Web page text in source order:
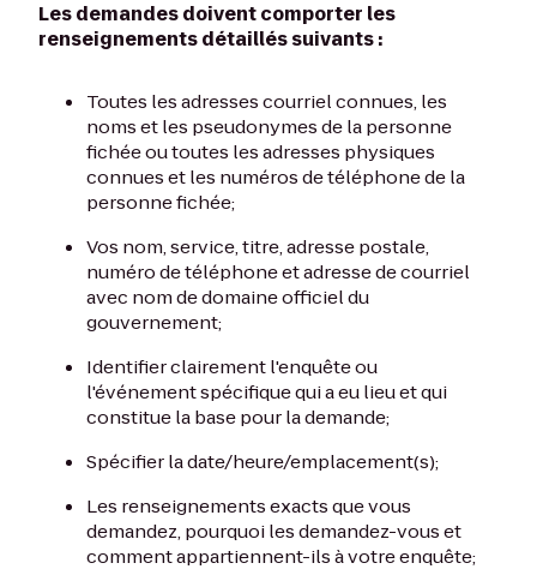
Les demandes doivent comporter les
renseignements détaillés suivants :
Toutes les adresses courriel connues, les
noms et les pseudonymes de la personne
fichée ou toutes les adresses physiques
connues et les numéros de téléphone de la
personne fichée;
Vos nom, service, titre, adresse postale,
numéro de téléphone et adresse de courriel
avec nom de domaine officiel du
gouvernement;
Identifier clairement l'enquête ou
l'événement spécifique qui a eu lieu et qui
constitue la base pour la demande;
Spécifier la date/heure/emplacement(s);
Les renseignements exacts que vous
demandez, pourquoi les demandez-vous et
comment appartiennent-ils à votre enquête;